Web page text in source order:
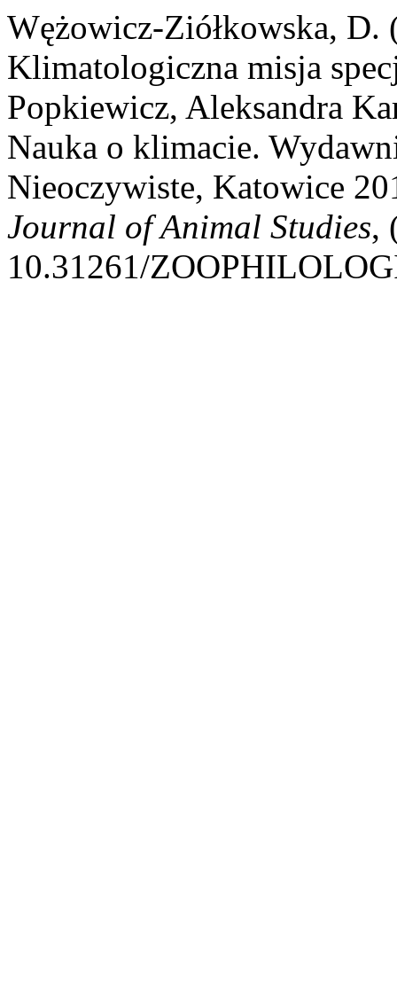
Wężowicz-Ziółkowska, D.
Klimatologiczna misja
Popkiewicz, Aleksandra
Nauka o klimacie.
Nieoczywiste, Katowice
Journal of Animal Studies,
10.31261/